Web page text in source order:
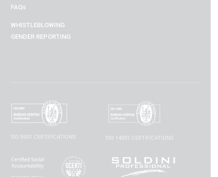
FAQs
WHISTLEBLOWING
GENDER REPORTING
ISO 9001 CERTIFICATIONS ISO 14001 CERTIFICATIONS